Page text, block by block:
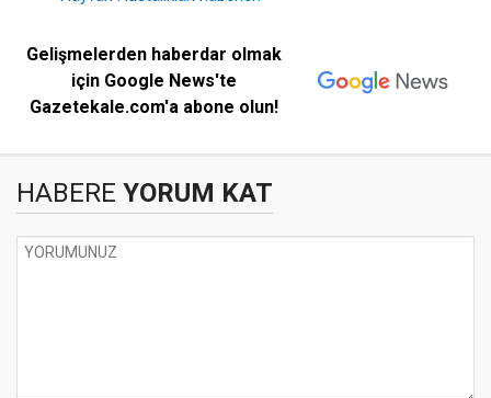
Gelişmelerden haberdar olmak
için Google News'te
Gazetekale.com'a abone olun!
HABERE YORUM KAT